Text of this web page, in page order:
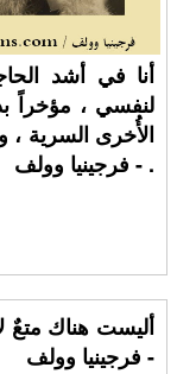
أنا في أشد
لنفسي ، مؤخراً
الأُخرى السرية
. - فرجينيا وولف
أليست هناك متعٌ
- فرجينيا وولف